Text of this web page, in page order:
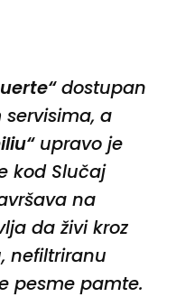
dostupan
a
upravo je
kod Slučaj
na
da živi kroz
nefiltriranu
pesme pamte.